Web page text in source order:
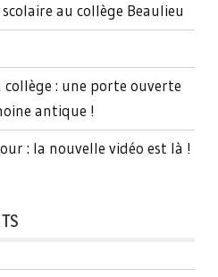
au collège Beaulieu
collège : une porte ouverte
antique !
: la nouvelle vidéo est là !